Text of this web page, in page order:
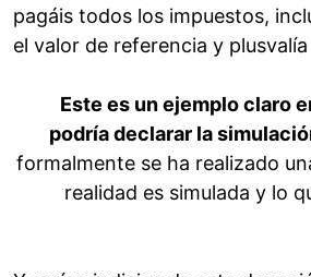
pagáis todos los impuestos,
el valor de referencia y
Este es un ejemplo claro
podría declarar la
formalmente se ha realizado
realidad es simulada y lo